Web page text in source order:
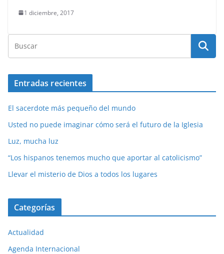
1 diciembre, 2017
Entradas recientes
El sacerdote más pequeño del mundo
Usted no puede imaginar cómo será el futuro de la Iglesia
Luz, mucha luz
“Los hispanos tenemos mucho que aportar al catolicismo”
Llevar el misterio de Dios a todos los lugares
Categorías
Actualidad
Agenda Internacional